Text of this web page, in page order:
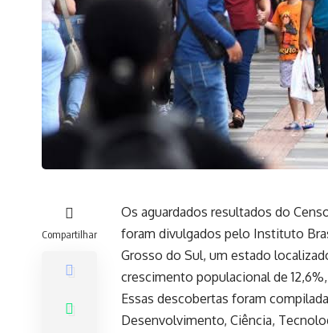
Compartilhar
Os aguardados resultados do
foram divulgados pelo Instituto
Grosso do Sul, um estado
crescimento populacional de
Essas descobertas foram
Desenvolvimento, Ciência,